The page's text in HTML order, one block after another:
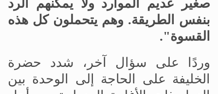
صغير عديم الموارد ولا يمكنهم الرد
بنفس الطريقة. وهم يتحملون كل هذه
القسوة".
وردًا على سؤال آخر، شدد حضرة
الخليفة على الحاجة إلى الوحدة بين